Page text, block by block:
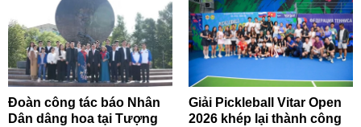
Đoàn công tác báo Nhân
Dân dâng hoa tại Tượng
Giải Pickleball Vitar Open
2026 khép lại thành công